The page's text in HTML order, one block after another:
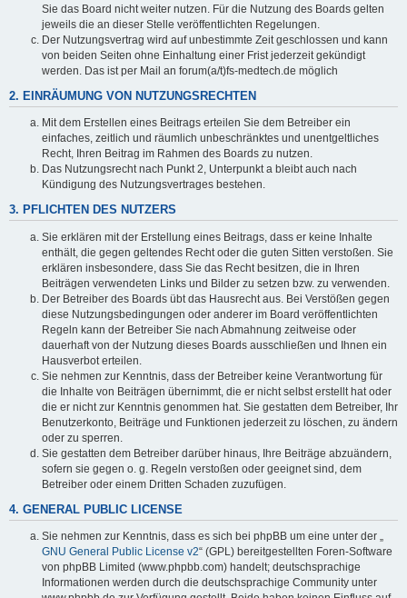
Sie das Board nicht weiter nutzen. Für die Nutzung des Boards gelten
jeweils die an dieser Stelle veröffentlichten Regelungen.
Der Nutzungsvertrag wird auf unbestimmte Zeit geschlossen und kann
von beiden Seiten ohne Einhaltung einer Frist jederzeit gekündigt
werden. Das ist per Mail an forum(a/t)fs-medtech.de möglich
2. EINRÄUMUNG VON NUTZUNGSRECHTEN
Mit dem Erstellen eines Beitrags erteilen Sie dem Betreiber ein
einfaches, zeitlich und räumlich unbeschränktes und unentgeltliches
Recht, Ihren Beitrag im Rahmen des Boards zu nutzen.
Das Nutzungsrecht nach Punkt 2, Unterpunkt a bleibt auch nach
Kündigung des Nutzungsvertrages bestehen.
3. PFLICHTEN DES NUTZERS
Sie erklären mit der Erstellung eines Beitrags, dass er keine Inhalte
enthält, die gegen geltendes Recht oder die guten Sitten verstoßen. Sie
erklären insbesondere, dass Sie das Recht besitzen, die in Ihren
Beiträgen verwendeten Links und Bilder zu setzen bzw. zu verwenden.
Der Betreiber des Boards übt das Hausrecht aus. Bei Verstößen gegen
diese Nutzungsbedingungen oder anderer im Board veröffentlichten
Regeln kann der Betreiber Sie nach Abmahnung zeitweise oder
dauerhaft von der Nutzung dieses Boards ausschließen und Ihnen ein
Hausverbot erteilen.
Sie nehmen zur Kenntnis, dass der Betreiber keine Verantwortung für
die Inhalte von Beiträgen übernimmt, die er nicht selbst erstellt hat oder
die er nicht zur Kenntnis genommen hat. Sie gestatten dem Betreiber, Ihr
Benutzerkonto, Beiträge und Funktionen jederzeit zu löschen, zu ändern
oder zu sperren.
Sie gestatten dem Betreiber darüber hinaus, Ihre Beiträge abzuändern,
sofern sie gegen o. g. Regeln verstoßen oder geeignet sind, dem
Betreiber oder einem Dritten Schaden zuzufügen.
4. GENERAL PUBLIC LICENSE
Sie nehmen zur Kenntnis, dass es sich bei phpBB um eine unter der „
GNU General Public License v2“ (GPL) bereitgestellten Foren-Software
von phpBB Limited (www.phpbb.com) handelt; deutschsprachige
Informationen werden durch die deutschsprachige Community unter